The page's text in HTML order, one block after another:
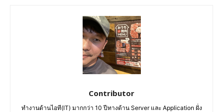
Contributor
ทำงานด้านไอที(IT) มากกว่า 10 ปีทางด้าน Server และ Application ฝั่ง